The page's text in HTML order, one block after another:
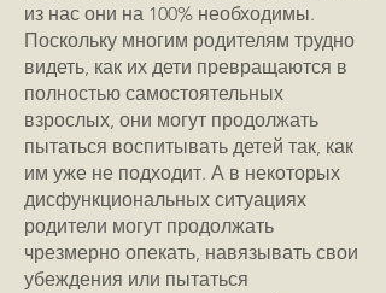
из нас они на 100% необходимы.
Поскольку многим родителям трудно
видеть, как их дети превращаются в
полностью самостоятельных
взрослых, они могут продолжать
пытаться воспитывать детей так, как
им уже не подходит. А в некоторых
дисфункциональных ситуациях
родители могут продолжать
чрезмерно опекать, навязывать свои
убеждения или пытаться